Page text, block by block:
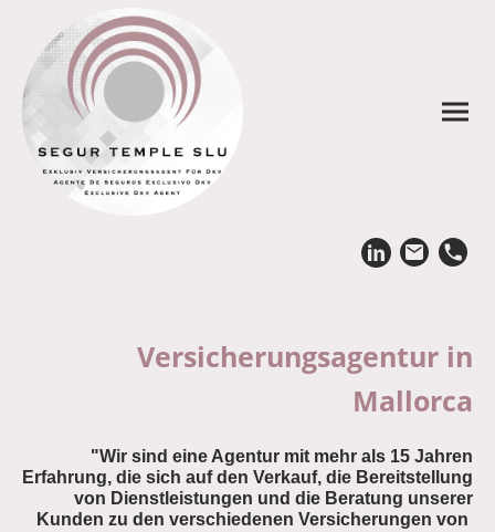
Versicherungsagentur in
Mallorca
"Wir sind eine Agentur mit mehr als 15 Jahren
Erfahrung, die sich auf den Verkauf, die Bereitstellung
von Dienstleistungen und die Beratung unserer
Kunden zu den verschiedenen Versicherungen von